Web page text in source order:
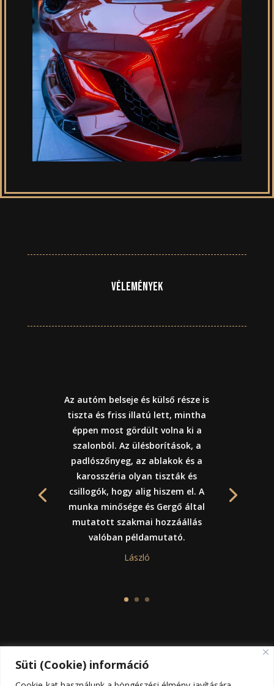
Süti (Cookie) információ
Vélemények
Az autóm belseje és külső része is
tiszta és friss illatú lett, mintha
éppen most gördült volna ki a
szalonból. Az ülésborítások, a
padlószőnyeg, az ablakok és a
karosszéria olyan tiszták és
csillogók, hogy alig hiszem el. A
munka minősége és Gergő által
mutatott szakmai hozzáállás
valóban példamutató.
László